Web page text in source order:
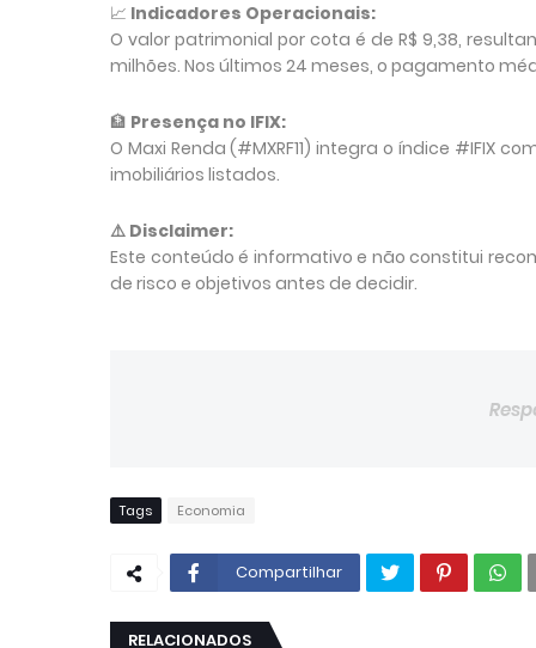
📈 Indicadores Operacionais:
O valor patrimonial por cota é de R$ 9,38,
milhões. Nos últimos 24 meses, o pagamento
🏦 Presença no IFIX:
O Maxi Renda (#MXRF11) integra o índice #IFIX
imobiliários listados.
⚠️ Disclaimer:
Este conteúdo é informativo e não constitui
de risco e objetivos antes de decidir.
Tags Economia
Compartilhar
RELACIONADOS